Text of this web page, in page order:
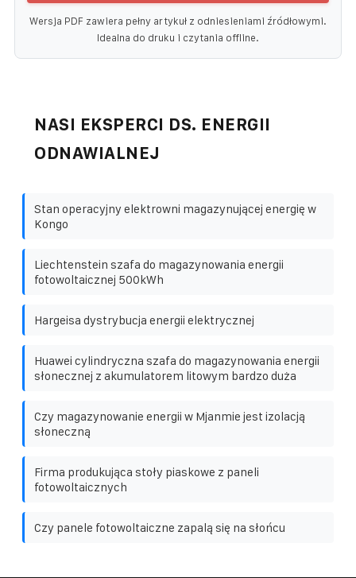
Wersja PDF zawiera pełny artykuł z odniesieniami źródłowymi.
Idealna do druku i czytania offline.
NASI EKSPERCI DS. ENERGII
ODNAWIALNEJ
Stan operacyjny elektrowni magazynującej energię w
Kongo
Liechtenstein szafa do magazynowania energii
fotowoltaicznej 500kWh
Hargeisa dystrybucja energii elektrycznej
Huawei cylindryczna szafa do magazynowania energii
słonecznej z akumulatorem litowym bardzo duża
Czy magazynowanie energii w Mjanmie jest izolacją
słoneczną
Firma produkująca stoły piaskowe z paneli
fotowoltaicznych
Czy panele fotowoltaiczne zapalą się na słońcu